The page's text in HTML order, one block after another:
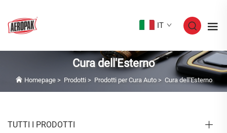
IT
Cura dell'Esterno
Homepage> Prodotti> Prodotti per Cura Auto> Cura dell'Esterno
TUTTI I PRODOTTI